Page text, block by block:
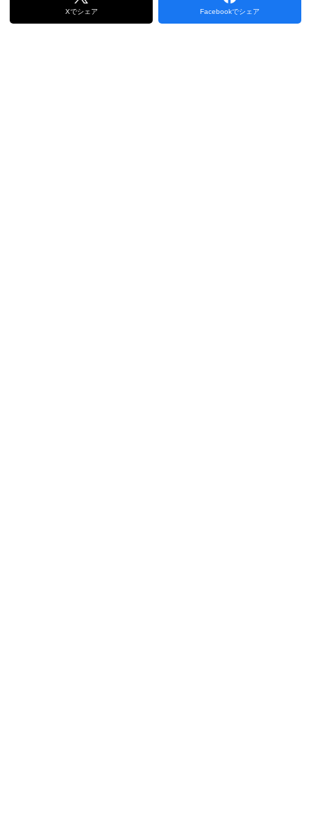
Xでシェア Facebookでシェア